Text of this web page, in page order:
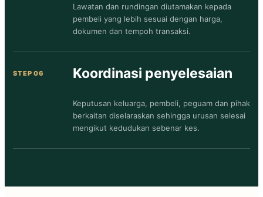
Lawatan dan rundingan diutamakan kepada
pembeli yang lebih sesuai dengan harga,
dokumen dan tempoh transaksi.
Koordinasi penyelesaian
Keputusan keluarga, pembeli, peguam dan pihak
berkaitan diselaraskan sehingga urusan selesai
mengikut kedudukan sebenar kes.